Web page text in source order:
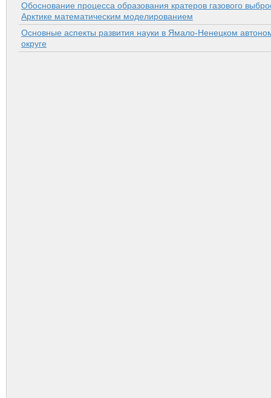
Обоснование процесса образования кратеров газового
Арктике математическим моделированием
Основные аспекты развития науки в Ямало-Ненецком
округе